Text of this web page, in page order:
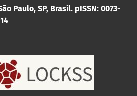
Paulo, SP, Brasil. pISSN: 0073-